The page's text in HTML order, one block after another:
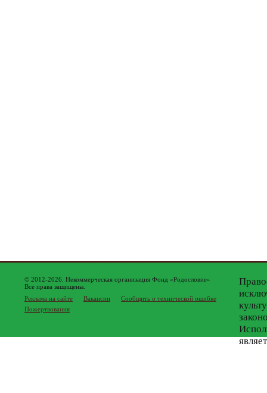
© 2012-2026. Некоммерческая организация Фонд «Родословие»
Все права защищены.
Реклама на сайте
Вакансии
Сообщить о технической ошибке
Пожертвования